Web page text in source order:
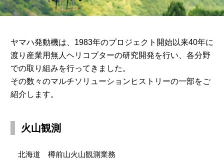
物流・運搬
災害対策
ヤマハ発動機は、1983年のプロジェクト開始以来40年に
渡り 産業用無人ヘリコプターの研究開発を行い、各分野
での取り組みを行ってきました。
その数々のマルチソリューションヒストリーの一部をご
紹介します。
火山観測
北海道 樽前山火山観測業務